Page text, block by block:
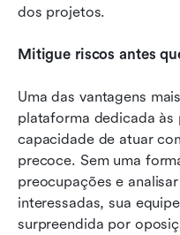
dos projetos.
Mitigue riscos antes
Uma das vantagens
plataforma dedicada às
capacidade de atuar
precoce. Sem uma
preocupações e
interessadas, sua
surpreendida por